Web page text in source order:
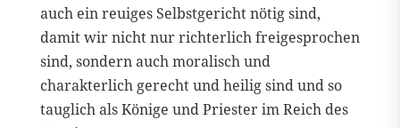
auch ein reuiges Selbstgericht nötig sind,
damit wir nicht nur richterlich freigesprochen
sind, sondern auch moralisch und
charakterlich gerecht und heilig sind und so
tauglich als Könige und Priester im Reich des